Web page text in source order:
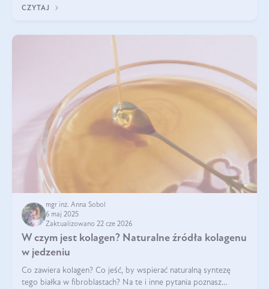
CZYTAJ
mgr inż. Anna Sobol
6 maj 2025
Zaktualizowano 22 cze 2026
W czym jest kolagen? Naturalne źródła kolagenu
w jedzeniu
Co zawiera kolagen? Co jeść, by wspierać naturalną syntezę
tego białka w fibroblastach? Na te i inne pytania poznasz